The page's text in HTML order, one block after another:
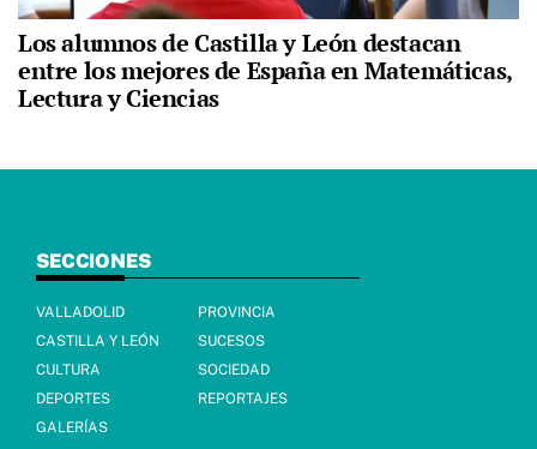
Los alumnos de Castilla y León destacan
entre los mejores de España en Matemáticas,
Lectura y Ciencias
SECCIONES
VALLADOLID
PROVINCIA
CASTILLA Y LEÓN
SUCESOS
CULTURA
SOCIEDAD
DEPORTES
REPORTAJES
GALERÍAS